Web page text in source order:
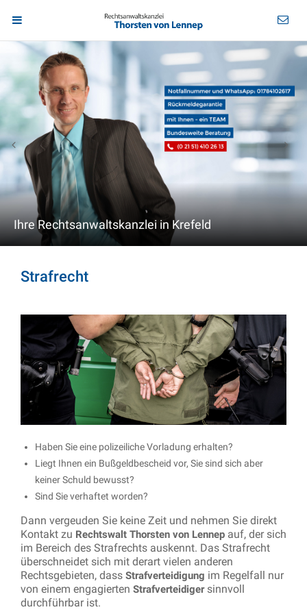
Ihre Rechtsanwaltskanzlei in Krefeld
Strafrecht
Haben Sie eine polizeiliche Vorladung erhalten?
Liegt Ihnen ein Bußgeldbescheid vor, Sie sind sich aber
keiner Schuld bewusst?
Sind Sie verhaftet worden?
Dann vergeuden Sie keine Zeit und nehmen Sie direkt
Kontakt zu Rechtswalt Thorsten von Lennep auf, der sich
im Bereich des Strafrechts auskennt. Das Strafrecht
überschneidet sich mit derart vielen anderen
Rechtsgebieten, dass Strafverteidigung im Regelfall nur
von einem engagierten Strafverteidigersinnvoll
durchführbar ist.